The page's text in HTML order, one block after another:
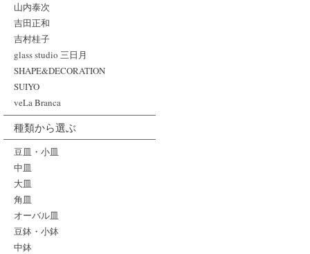
山内泰次
吉田正和
吉村桂子
glass studio 三日月
SHAPE&DECORATION
SUIYO
veLa Branca
種類から選ぶ
豆皿・小皿
中皿
大皿
角皿
オーバル皿
豆鉢・小鉢
中鉢